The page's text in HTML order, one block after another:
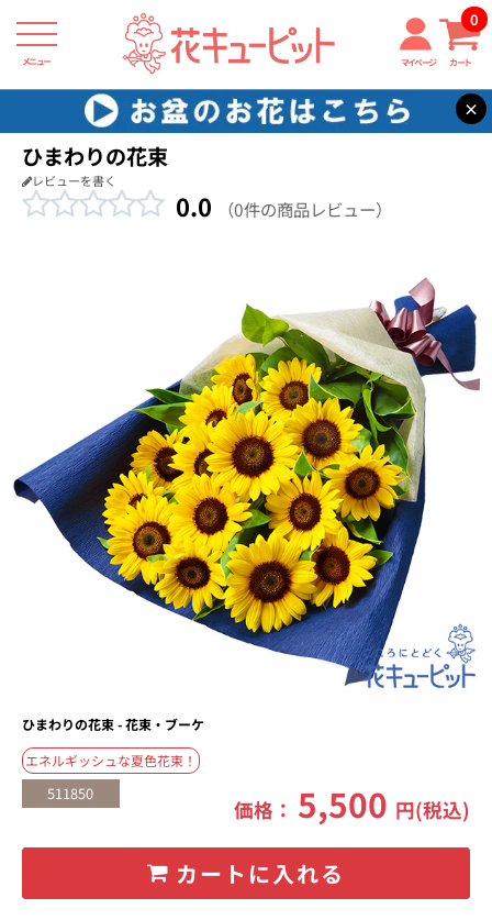
メニュー マイページ カート
0
×
花キューピット 花束・ブーケ 【花束・ブーケ】ひまわりの花束
ひまわりの花束
レビューを書く
0.0 （0件の商品レビュー）
ひまわりの花束 - 花束・ブーケ
エネルギッシュな夏色花束！
511850
価格： 5,500 円(税込)
カートに入れる